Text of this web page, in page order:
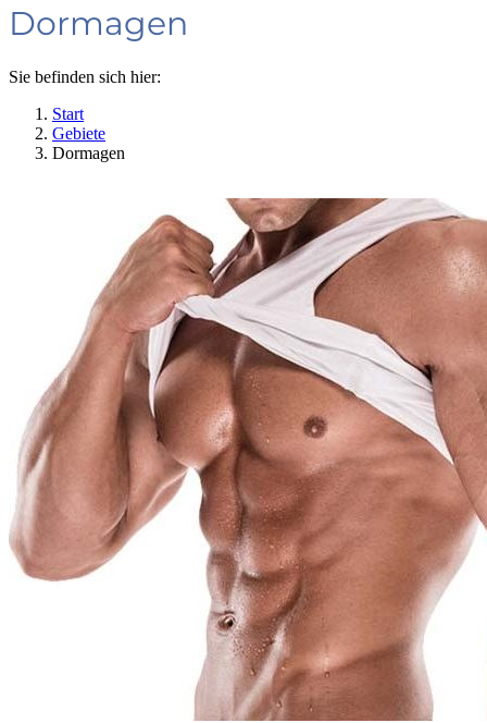
Dormagen
Sie befinden sich hier:
Start
Gebiete
Dormagen